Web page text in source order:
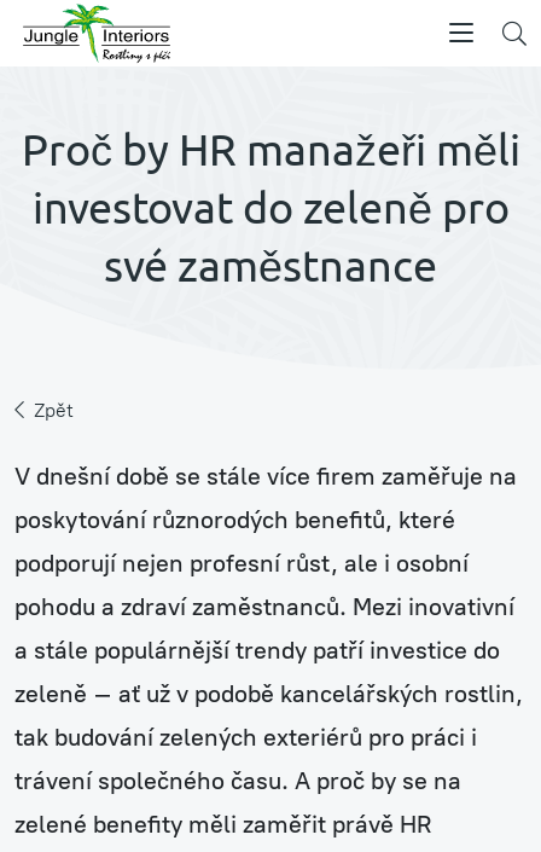
Proč by HR manažeři měli
investovat do zeleně pro
své zaměstnance
Zpět
V dnešní době se stále více firem zaměřuje na
poskytování různorodých benefitů, které
podporují nejen profesní růst, ale i osobní
pohodu a zdraví zaměstnanců. Mezi inovativní
a stále populárnější trendy patří investice do
zeleně – ať už v podobě kancelářských rostlin,
tak budování zelených exteriérů pro práci i
trávení společného času. A proč by se na
zelené benefity měli zaměřit právě HR